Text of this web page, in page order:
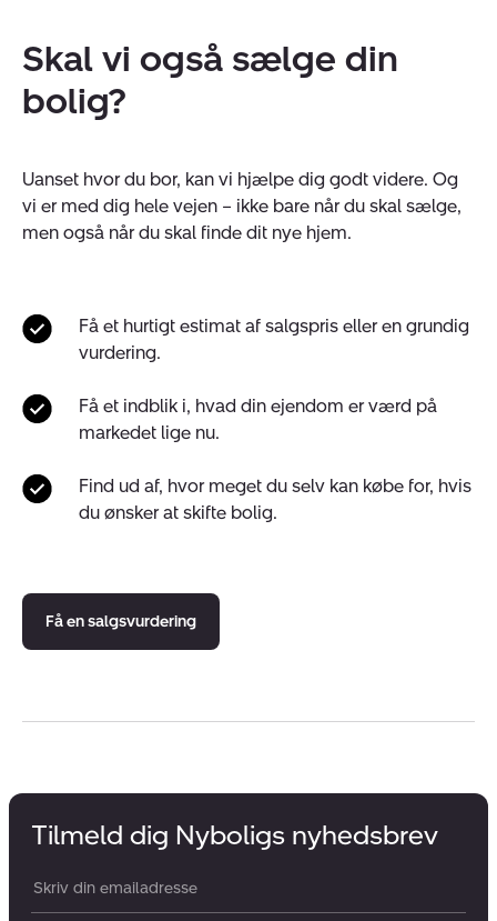
Skal vi også sælge din
bolig?
Uanset hvor du bor, kan vi hjælpe dig godt videre. Og
vi er med dig hele vejen – ikke bare når du skal sælge,
men også når du skal finde dit nye hjem.
Få et hurtigt estimat af salgspris eller en grundig
vurdering.
Få et indblik i, hvad din ejendom er værd på
markedet lige nu.
Find ud af, hvor meget du selv kan købe for, hvis
du ønsker at skifte bolig.
Få en salgsvurdering
Tilmeld dig Nyboligs nyhedsbrev
Din email: